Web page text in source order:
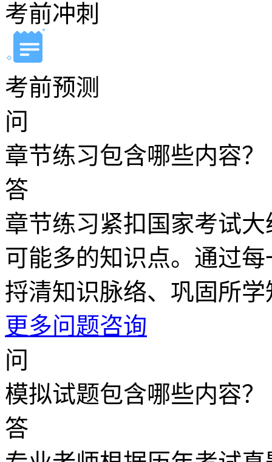
考前冲刺
考前预测
问
章节练习包含哪些内容？
答
章节练习紧扣国家考试
可能多的知识点。通过
捋清知识脉络、巩固所学
更多问题咨询
问
模拟试题包含哪些内容？
答